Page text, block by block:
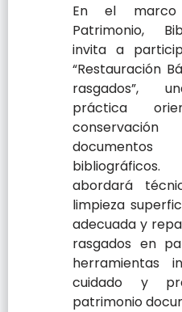
En el
Patrimonio,
invita a
“Restauración
rasgados”,
práctica
abordará
limpieza
adecuada y
rasgados en
herramientas
cuidado y
patrimonio